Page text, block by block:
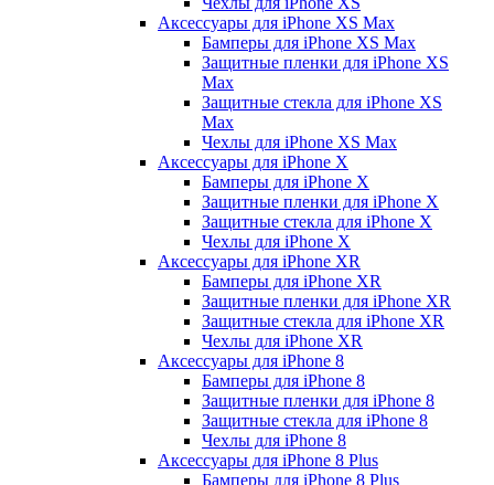
Аксессуары для iPhone ХS Max
Бамперы для iPhone XS Max
Защитные пленки для iPhone XS
Max
Защитные стекла для iPhone XS
Max
Чехлы для iPhone XS Max
Аксессуары для iPhone X
Бамперы для iPhone X
Защитные пленки для iPhone X
Защитные стекла для iPhone X
Чехлы для iPhone X
Аксессуары для iPhone XR
Бамперы для iPhone XR
Защитные пленки для iPhone XR
Защитные стекла для iPhone XR
Чехлы для iPhone XR
Аксессуары для iPhone 8
Бамперы для iPhone 8
Защитные пленки для iPhone 8
Защитные стекла для iPhone 8
Чехлы для iPhone 8
Аксессуары для iPhone 8 Plus
Бамперы для iPhone 8 Plus